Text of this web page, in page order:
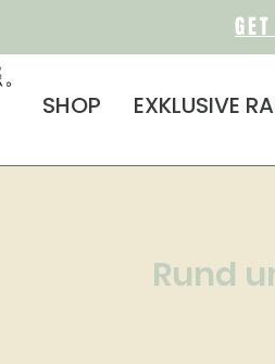
SHOP EXKLUSIVE
Rund